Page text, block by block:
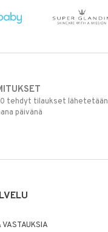
tehdyt tilaukset lähetetään
päivänä